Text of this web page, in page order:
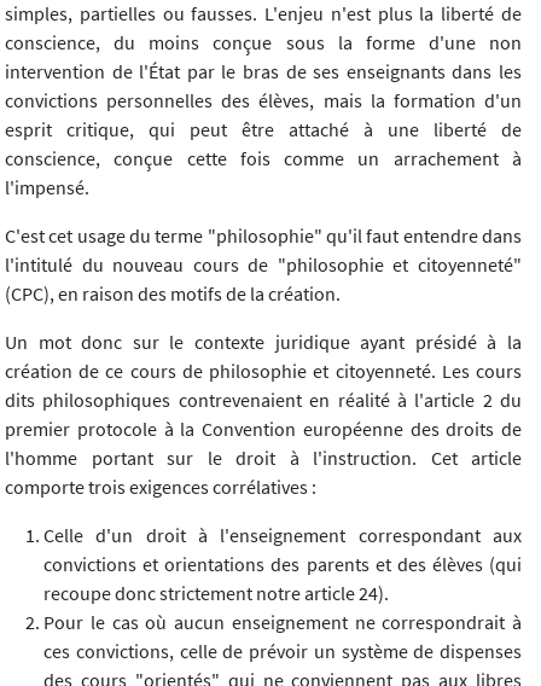
simples, partielles ou fausses. L'enjeu n'est plus la liberté de
conscience, du moins conçue sous la forme d'une non
intervention de l'État par le bras de ses enseignants dans les
convictions personnelles des élèves, mais la formation d'un
esprit critique, qui peut être attaché à une liberté de
conscience, conçue cette fois comme un arrachement à
l'impensé.
C'est cet usage du terme "philosophie" qu'il faut entendre dans
l'intitulé du nouveau cours de "philosophie et citoyenneté"
(CPC), en raison des motifs de la création.
Un mot donc sur le contexte juridique ayant présidé à la
création de ce cours de philosophie et citoyenneté. Les cours
dits philosophiques contrevenaient en réalité à l'article 2 du
premier protocole à la Convention européenne des droits de
l'homme portant sur le droit à l'instruction. Cet article
comporte trois exigences corrélatives :
Celle d'un droit à l'enseignement correspondant aux
convictions et orientations des parents et des élèves (qui
recoupe donc strictement notre article 24).
Pour le cas où aucun enseignement ne correspondrait à
ces convictions, celle de prévoir un système de dispenses
des cours "orientés" qui ne conviennent pas aux libres